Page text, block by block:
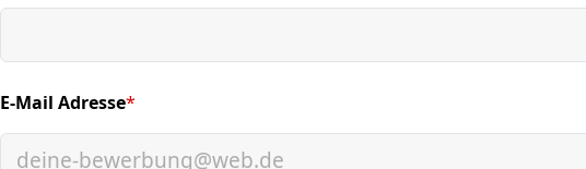
E-Mail Adresse*
(required)